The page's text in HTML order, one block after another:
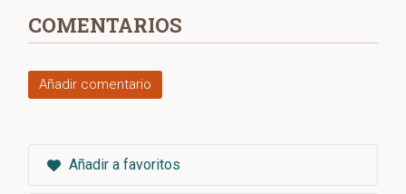
COMENTARIOS
Añadir comentario
Añadir a favoritos